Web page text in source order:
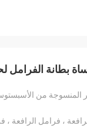
الفرامل
المنسوجة من الأسبستوس